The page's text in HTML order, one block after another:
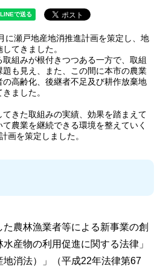
に瀬戸地産地消推進計画を策定し、地
してきました。
組みが根付きつつある一方で、取組
も見え、また、この間に本市の農業
高齢化、後継者不足及び耕作放棄地
ました。
きた取組みの実績、効果を踏まえて
農業を継続できる環境を整えていく
画を策定しました。
た農林漁業者等による新事業の創
産物の利用促進に関する法律」
地消法）」（平成22年法律第67